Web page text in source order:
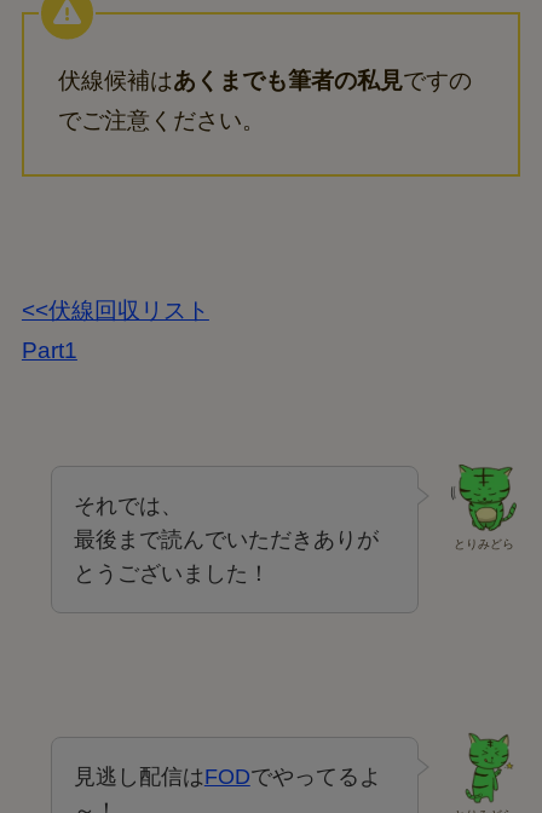
伏線候補はあくまでも筆者の私見ですの
でご注意ください。
<<伏線回収リスト
Part1
とりみどら
それでは、
最後まで読んでいただきありが
とうございました！
見逃し配信はFODでやってるよ